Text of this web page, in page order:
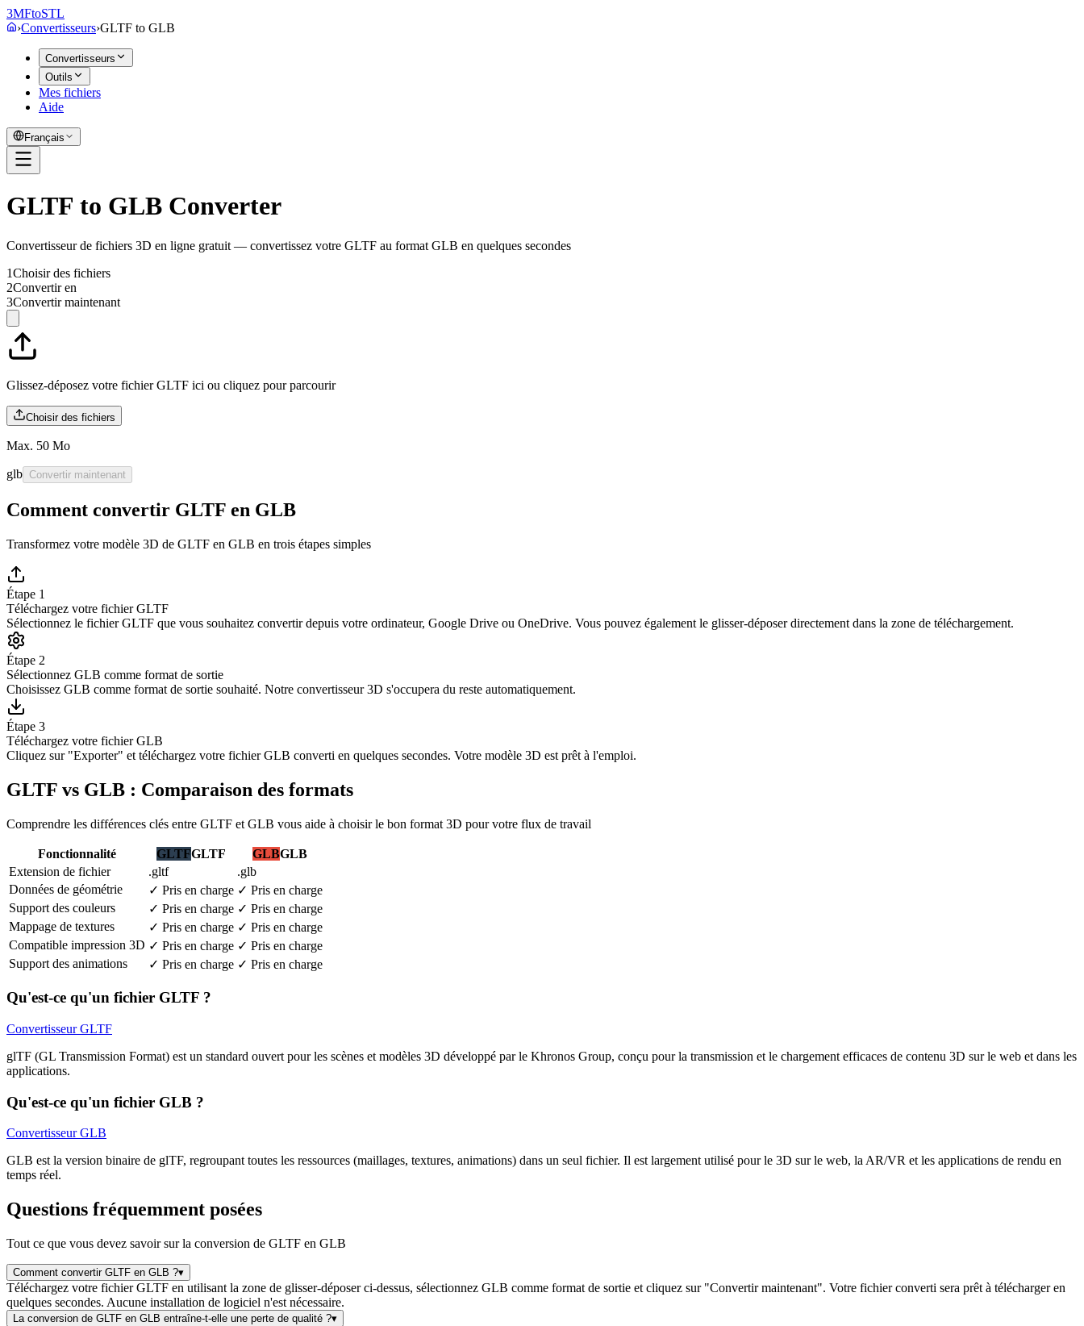
3MFtoSTL
›Convertisseurs›GLTF to GLB
Convertisseurs
Outils
Mes fichiers
Aide
Français
GLTF to GLB Converter
Convertisseur de fichiers 3D en ligne gratuit — convertissez votre GLTF au format GLB en quelques secondes
1Choisir des fichiers
2Convertir en
3Convertir maintenant
Glissez-déposez votre fichier GLTF ici ou cliquez pour parcourir
Choisir des fichiers
Max. 50 Mo
glb Convertir maintenant
Comment convertir GLTF en GLB
Transformez votre modèle 3D de GLTF en GLB en trois étapes simples
Étape 1
Téléchargez votre fichier GLTF
Sélectionnez le fichier GLTF que vous souhaitez convertir depuis votre ordinateur, Google Drive ou OneDrive. Vous pouvez également le glisser-déposer directement dans la zone de téléchargement.
Étape 2
Sélectionnez GLB comme format de sortie
Choisissez GLB comme format de sortie souhaité. Notre convertisseur 3D s'occupera du reste automatiquement.
Étape 3
Téléchargez votre fichier GLB
Cliquez sur "Exporter" et téléchargez votre fichier GLB converti en quelques secondes. Votre modèle 3D est prêt à l'emploi.
GLTF vs GLB : Comparaison des formats
Comprendre les différences clés entre GLTF et GLB vous aide à choisir le bon format 3D pour votre flux de travail
Fonctionnalité GLTFGLTF GLBGLB
Extension de fichier
.gltf
.glb
Données de géométrie
✓ Pris en charge ✓ Pris en charge
Support des couleurs
✓ Pris en charge ✓ Pris en charge
Mappage de textures
✓ Pris en charge ✓ Pris en charge
Compatible impression 3D ✓ Pris en charge ✓ Pris en charge
Support des animations
✓ Pris en charge ✓ Pris en charge
Qu'est-ce qu'un fichier GLTF ?
Convertisseur GLTF
glTF (GL Transmission Format) est un standard ouvert pour les scènes et modèles 3D développé par le Khronos Group, conçu pour la transmission et le chargement efficaces de contenu 3D sur le web et dans les
applications.
Qu'est-ce qu'un fichier GLB ?
Convertisseur GLB
GLB est la version binaire de glTF, regroupant toutes les ressources (maillages, textures, animations) dans un seul fichier. Il est largement utilisé pour le 3D sur le web, la AR/VR et les applications de rendu en
temps réel.
Questions fréquemment posées
Tout ce que vous devez savoir sur la conversion de GLTF en GLB
Comment convertir GLTF en GLB ?▾
Téléchargez votre fichier GLTF en utilisant la zone de glisser-déposer ci-dessus, sélectionnez GLB comme format de sortie et cliquez sur "Convertir maintenant". Votre fichier converti sera prêt à télécharger en
quelques secondes. Aucune installation de logiciel n'est nécessaire.
La conversion de GLTF en GLB entraîne-t-elle une perte de qualité ?▾